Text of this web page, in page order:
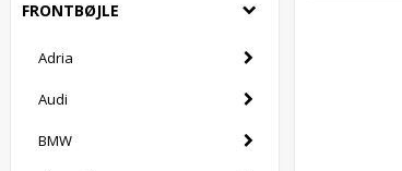
FRONTBØJLE
Adria
Audi
BMW